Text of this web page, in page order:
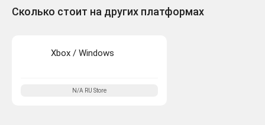
Сколько стоит на других платформах
Xbox / Windows
N/A RU Store